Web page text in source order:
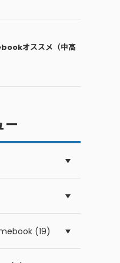
オススメ（中高
ー
(19)